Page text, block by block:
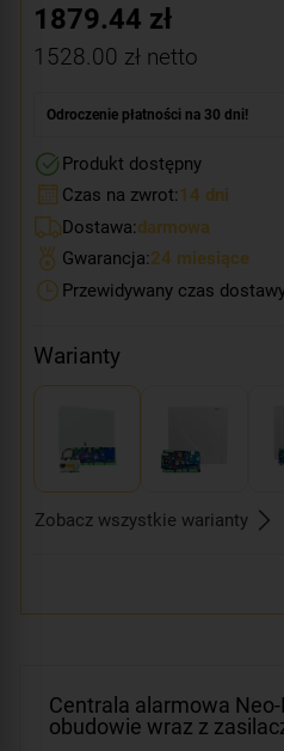
1879.44 zł
1528.00 zł netto
Odroczenie płatności na 30 dni!
Produkt dostępny
Czas na zwrot:14 dni
Dostawa:darmowa
Gwarancja:24 miesiące
Przewidywany czas
Warianty
Zobacz wszystkie warianty
Centrala alarmowa Neo-
obudowie wraz z